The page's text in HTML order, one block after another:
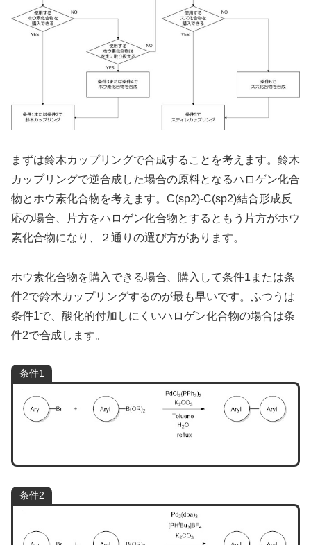
まずは鈴木カップリングで合成することを考えます。鈴木
カップリングで逆合成した場合の原料となるハロゲン化合
物とホウ素化合物を考えます。C(sp2)-C(sp2)結合形成反
応の場合、片方をハロゲン化合物とするともう片方がホウ
素化合物になり、２通りの選び方があります。
ホウ素化合物を購入できる場合、購入して条件1または条
件2で鈴木カップリングするのが最も早いです。ふつうは
条件1で、酸化的付加しにくいハロゲン化合物の場合は条
件2で合成します。
条件1
条件2